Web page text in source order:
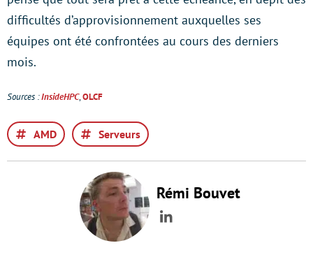
difficultés d’approvisionnement auxquelles ses
équipes ont été confrontées au cours des derniers
mois.
Sources :InsideHPC,OLCF
AMD Serveurs
Rémi Bouvet
LinkedIn